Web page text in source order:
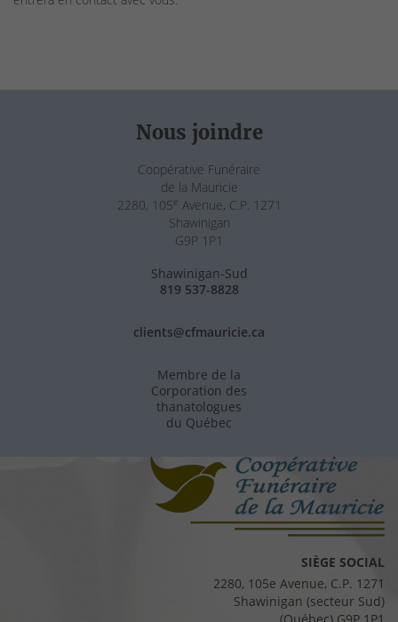
Nous joindre
Coopérative Funéraire
de la Mauricie
2280, 105e Avenue, C.P. 1271
Shawinigan
G9P 1P1
Shawinigan-Sud
819 537-8828
clients@cfmauricie.ca
Membre de la
Corporation des
thanatologues
du Québec
SIÈGE SOCIAL
2280, 105e Avenue, C.P. 1271
Shawinigan (secteur Sud)